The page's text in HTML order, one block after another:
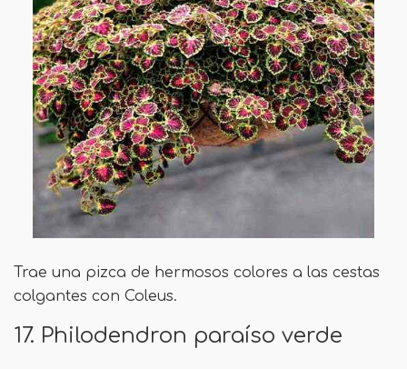
Trae una pizca de hermosos colores a las cestas
colgantes con Coleus.
17. Philodendron paraíso verde